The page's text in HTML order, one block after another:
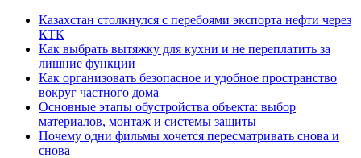
Казахстан столкнулся с перебоями экспорта нефти через
КТК
Как выбрать вытяжку для кухни и не переплатить за
лишние функции
Как организовать безопасное и удобное пространство
вокруг частного дома
Основные этапы обустройства объекта: выбор
материалов, монтаж и системы защиты
Почему одни фильмы хочется пересматривать снова и
снова